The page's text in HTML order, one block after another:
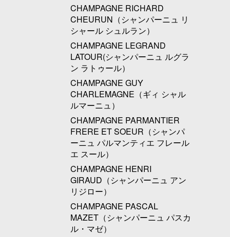
CHAMPAGNE RICHARD
CHEURUN（シャンパーニュ リ
シャール シュルラン）
CHAMPAGNE LEGRAND
LATOUR(シャンパーニュ ルグラ
ン ラトゥール）
CHAMPAGNE GUY
CHARLEMAGNE（ギィ シャル
ルマーニュ）
CHAMPAGNE PARMANTIER
FRERE ET SOEUR（シャンパ
ーニュ パルマンティエ フレール
エ スール）
CHAMPAGNE HENRI
GIRAUD（シャンパーニュ アン
リジロー）
CHAMPAGNE PASCAL
MAZET（シャンパーニュ パスカ
ル・マゼ）